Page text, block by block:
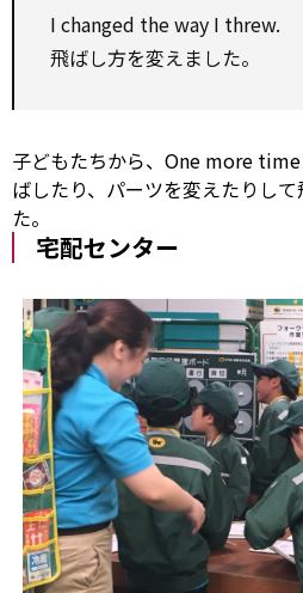
I changed the way I threw.
飛ばし方を変えました。
子どもたちから、One more
ばしたり、パーツを変えたりし
た。
宅配センター